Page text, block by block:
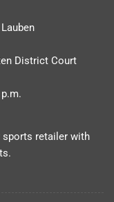
District Court
sports retailer with